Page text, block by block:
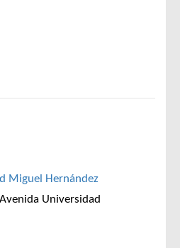
Miguel Hernández
Avenida Universidad